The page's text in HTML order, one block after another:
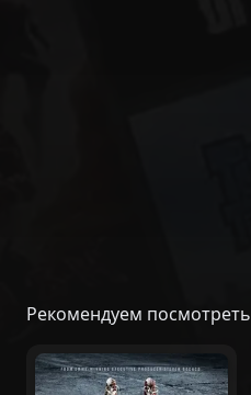
Рекомендуем посмотреть